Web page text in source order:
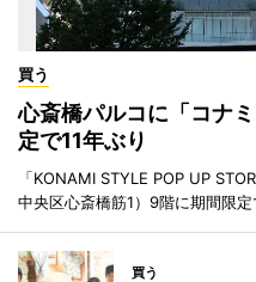
買う
心斎橋パルコに「コナ
定で11年ぶり
「KONAMI STYLE POP UP
中央区心斎橋筋1）9階に期間限定
買う